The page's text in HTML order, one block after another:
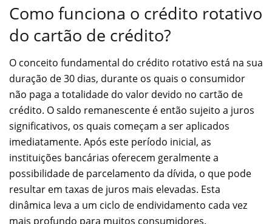
Como funciona o crédito rotativo
do cartão de crédito?
O conceito fundamental do crédito rotativo está na sua
duração de 30 dias, durante os quais o consumidor
não paga a totalidade do valor devido no cartão de
crédito. O saldo remanescente é então sujeito a juros
significativos, os quais começam a ser aplicados
imediatamente. Após este período inicial, as
instituições bancárias oferecem geralmente a
possibilidade de parcelamento da dívida, o que pode
resultar em taxas de juros mais elevadas. Esta
dinâmica leva a um ciclo de endividamento cada vez
mais profundo para muitos consumidores.